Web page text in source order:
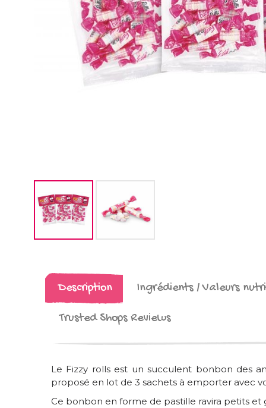
Description Ingrédients / Valeurs
Trusted Shops Reviews
Le Fizzy rolls est un succulent bonbon des
proposé en lot de 3 sachets à emporter avec
Ce bonbon en forme de pastille ravira petits